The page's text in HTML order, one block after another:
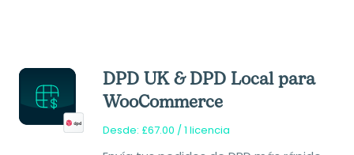
DPD UK & DPD Local para
WooCommerce
Desde: £67.00 / 1 licencia